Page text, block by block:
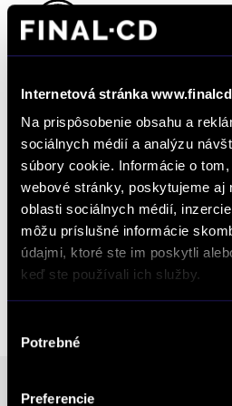
Internetová stránka
Na prispôsobenie obsahu a
sociálnych médií a analýzu
súbory cookie. Informácie o
webové stránky, poskytujeme aj
oblasti sociálnych médií,
môžu príslušné informácie
údajmi, ktoré ste im poskytli
keď ste používali ich služby.
súhlasu
Potrebné
Preferencie
Objednať
Objednať
a príslušenstvo
Kalkulácia
Výkup vozidiel